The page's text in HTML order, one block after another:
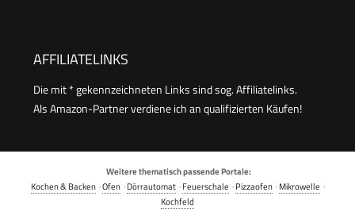
AFFILIATELINKS
Die mit * gekennzeichneten Links sind sog. Affiliatelinks.
Als Amazon-Partner verdiene ich an qualifizierten Käufen!
Weitere thematisch passende Portale:
Kochen & Backen·Ofen·Dörrautomat·Feuerschale ·Pizzaofen·Mikrowelle ·
Kochfeld